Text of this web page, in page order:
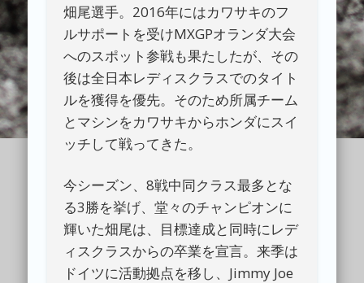
畑尾選手。2016年にはカワサキのフ
ルサポートを受けMXGPオランダ大会
へのスポット参戦も果たしたが、その
後は全日本レディスクラスでのタイト
ルを獲得を優先。そのため所属チーム
とマシンをカワサキからホンダにスイ
ッチして戦ってきた。
今シーズン、8戦中同クラス最多とな
る3勝を挙げ、堂々のチャンピオンに
輝いた畑尾は、目標達成と同時にレデ
ィスクラスからの卒業を宣言。来季は
ドイツに活動拠点を移し、Jimmy Joe